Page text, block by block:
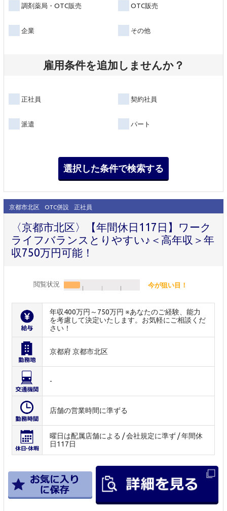
調剤薬局・OTC販売 OTC販売
企業 その他
雇用条件を追加しませんか？
正社員 契約社員
派遣 パート
京都市北区 OTC併設 正社員
〈京都市北区〉【年間休日117日】ワーク
ライフバランスとりやすい♪＜高年収＞年
収750万円可能！
閲覧状況 今が狙い目！
年収400万円～750万円 ※あなたのご経験、能力
を考慮して決定いたします。お気軽にご相談くだ
さい！
京都府 京都市北区
-
店舗の営業時間に準ずる
曜日は配属店舗による / 会社規定に準ず / 年間休
日117日